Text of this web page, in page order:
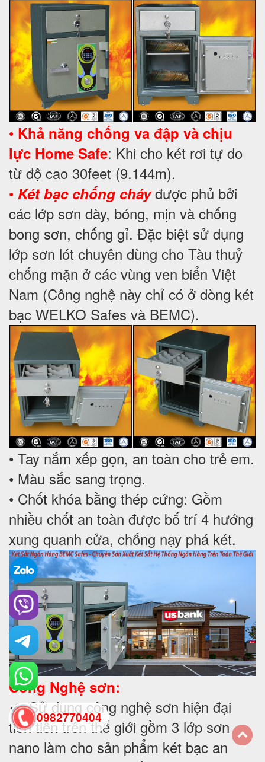
• Khả năng chống va đập và chịu
lực Home Safe: Khi cho két rơi tự do
từ độ cao 30feet (9.144m).
• Két bạc chống cháy được phủ bởi
các lớp sơn dày, bóng, mịn và chống
bong sơn, chống gỉ. Đặc biệt sử dụng
lớp sơn lót chuyên dùng cho Tàu thuỷ
chống mặn ở các vùng ven biển Việt
Nam (Công nghệ này chỉ có ở dòng két
bạc WELKO Safes và BEMC).
• Tay nắm xếp gọn, an toàn cho trẻ em.
• Màu sắc sang trọng.
• Chốt khóa bằng thép cứng: Gồm
nhiều chốt an toàn được bố trí 4 hướng
xung quanh cửa, chống nạy phá két.
Công Nghệ sơn:
✔ Sử dụng công nghệ sơn hiện đại
tiên tiến trên thế giới gồm 3 lớp sơn
nano làm cho sản phẩm két bạc an
0982770404